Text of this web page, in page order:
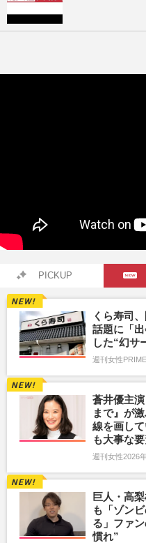
PICKUP
くら寿司
話題に「
した“幻サ
週刊女性PRIME
蒼井優主
まで』が
線を画し
も大事な
週刊女性2026
巨人・高
も「ゾン
る」ファ
慣れ”